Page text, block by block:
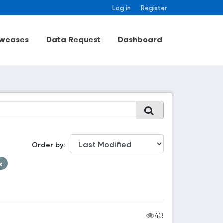
Log in Register
Data Request Dashboard
Order by
43